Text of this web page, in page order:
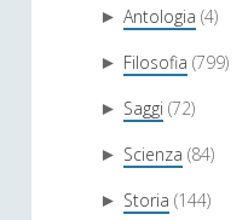
► Antologia (4)
► Filosofia (799)
► Saggi (72)
► Scienza (84)
► Storia (144)